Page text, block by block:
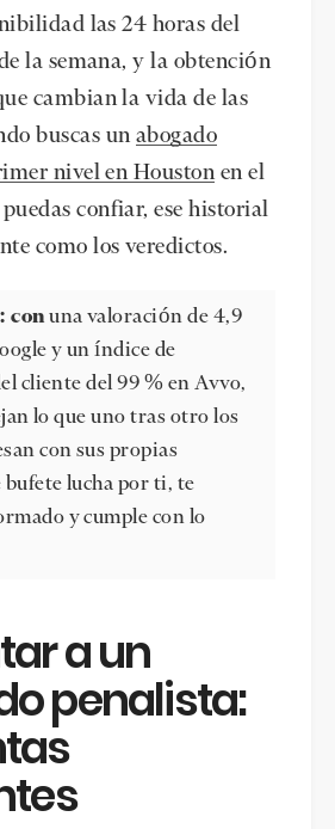
las 24 horas del
la semana, y la obtención
cambian la vida de las
buscas un abogado
nivel en Houston en el
confiar, ese historial
como los veredictos.
conuna valoración de 4,9
y un índice de
clientedel 99 % en Avvo,
lo que uno tras otro los
con sus propias
bufete lucha por ti, te
y cumple con lo
a un
penalista: